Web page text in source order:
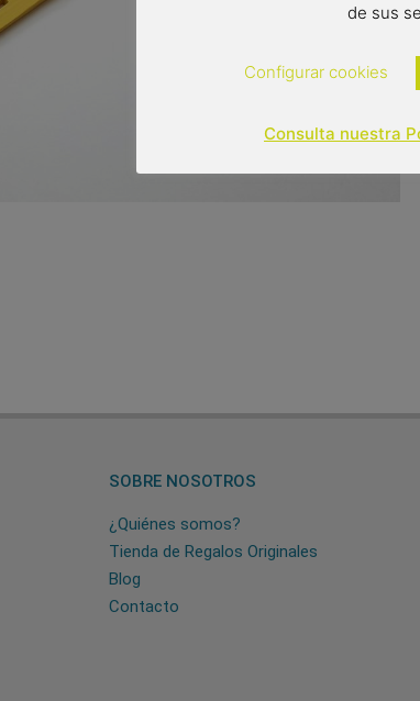
SOBRE NOSOTROS
¿Quiénes somos?
Tienda de Regalos Originales
Blog
Contacto
de sus
Configurar cookies
Consulta nuestra